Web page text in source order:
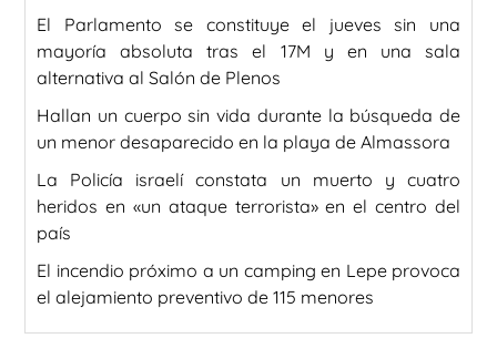
El Parlamento se constituye el jueves sin una
mayoría absoluta tras el 17M y en una sala
alternativa al Salón de Plenos
Hallan un cuerpo sin vida durante la búsqueda de
un menor desaparecido en la playa de Almassora
La Policía israelí constata un muerto y cuatro
heridos en «un ataque terrorista» en el centro del
país
El incendio próximo a un camping en Lepe provoca
el alejamiento preventivo de 115 menores